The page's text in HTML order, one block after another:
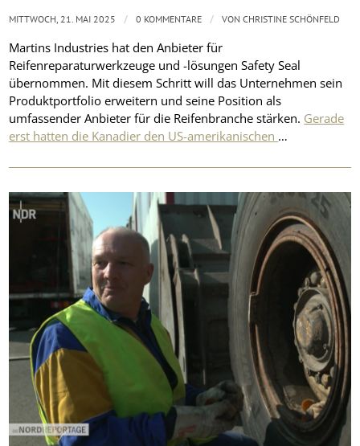
Martins Industries hat den Anbieter für
Reifenreparaturwerkzeuge und -lösungen Safety Seal
übernommen. Mit diesem Schritt will das Unternehmen sein
Produktportfolio erweitern und seine Position als
umfassender Anbieter für die Reifenbranche stärken. Gerade
erst hatten die Kanadier den US-amerikanischen …
MITTWOCH, 21. MAI 2025 / 0 KOMMENTARE / VONCHRISTINE SCHÖNFELD